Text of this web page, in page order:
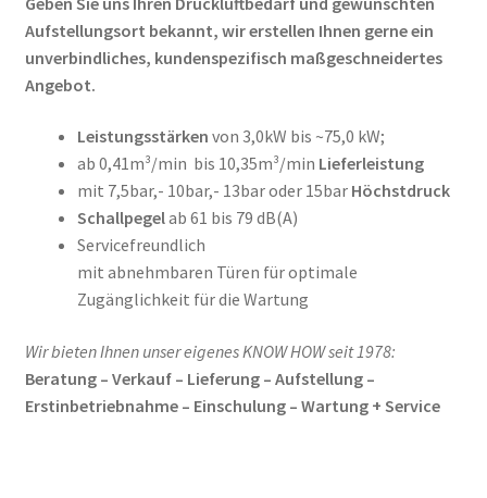
Aufstellungsort bekannt, wir erstellen Ihnen gerne ein
unverbindliches, kundenspezifisch maßgeschneidertes
Angebot.
Leistungsstärken von 3,0kW bis ~75,0 kW;
ab 0,41m³/min bis 10,35m³/min Lieferleistung
mit 7,5bar,- 10bar,- 13bar oder 15bar Höchstdruck
Schallpegelab 61 bis 79 dB(A)
Servicefreundlich
mit abnehmbaren Türen für optimale
Zugänglichkeit für die Wartung
Wir bieten Ihnen unser eigenes KNOW HOW seit 1978:
Beratung – Verkauf – Lieferung – Aufstellung –
Erstinbetriebnahme – Einschulung – Wartung + Service